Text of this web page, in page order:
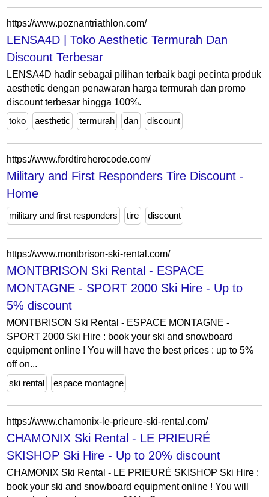
https://www.poznantriathlon.com/
LENSA4D | Toko Aesthetic Termurah Dan
Discount Terbesar
LENSA4D hadir sebagai pilihan terbaik bagi pecinta produk
aesthetic dengan penawaran harga termurah dan promo
discount terbesar hingga 100%.
toko
aesthetic termurah dan discount
https://www.fordtireherocode.com/
Military and First Responders Tire Discount -
Home
military and first responders tire discount
https://www.montbrison-ski-rental.com/
MONTBRISON Ski Rental - ESPACE
MONTAGNE - SPORT 2000 Ski Hire - Up to
5% discount
MONTBRISON Ski Rental - ESPACE MONTAGNE -
SPORT 2000 Ski Hire : book your ski and snowboard
equipment online ! You will have the best prices : up to 5%
off on...
ski rental
espace montagne
https://www.chamonix-le-prieure-ski-rental.com/
CHAMONIX Ski Rental - LE PRIEURÉ
SKISHOP Ski Hire - Up to 20% discount
CHAMONIX Ski Rental - LE PRIEURÉ SKISHOP Ski Hire :
book your ski and snowboard equipment online ! You will